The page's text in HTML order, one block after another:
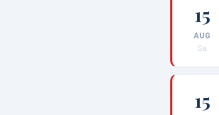
15
AUG
Sa
15